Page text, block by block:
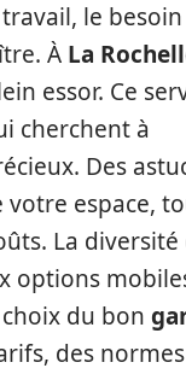
le besoin
À La
essor. Ce
cherchent à
Des
espace,
La diversité
options
du bon
des